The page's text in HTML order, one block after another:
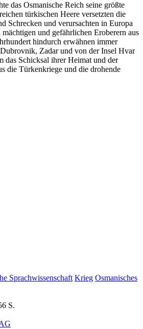
das Osmanische Reich seine größte
türkischen Heere versetzten die
Schrecken und verursachten in Europa
mächtigen und gefährlichen Eroberern aus
hindurch erwähnen immer
Zadar und von der Insel Hvar
das Schicksal ihrer Heimat und der
die Türkenkriege und die drohende
Sprachwissenschaft Krieg Osmanisches
S.